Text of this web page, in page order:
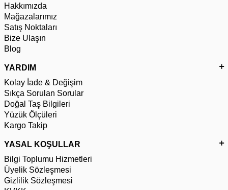
Hakkımızda
Mağazalarımız
Satış Noktaları
Bize Ulaşın
Blog
YARDIM
Kolay İade & Değişim
Sıkça Sorulan Sorular
Doğal Taş Bilgileri
Yüzük Ölçüleri
Kargo Takip
YASAL KOŞULLAR
Bilgi Toplumu Hizmetleri
Üyelik Sözleşmesi
Gizlilik Sözleşmesi